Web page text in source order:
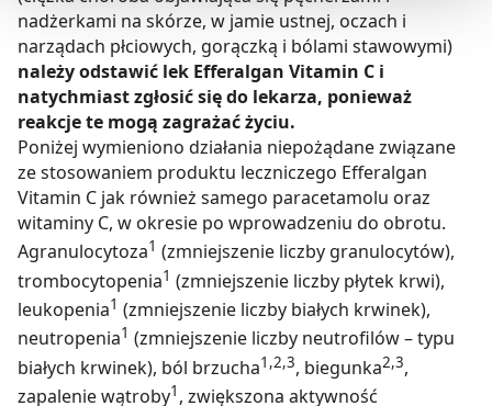
Możesz również kliknąć „Zaakceptuj niezbędne”, co
będzie oznaczało, że nie wyrażasz zgody na
pozyskiwanie od Ciebie danych, które nie są niezbędne
dla funkcjonowania Strony. Będzie się to jednak wiązało
z brakiem dostępu do wszystkich funkcjonalności
Strony.
nadżerkami na skórze, w jamie ustnej, oczach i
narządach płciowych, gorączką i bólami stawowymi)
należy odstawić lek Efferalgan Vitamin C i
natychmiast zgłosić się do lekarza, ponieważ
reakcje te mogą zagrażać życiu.
Poniżej wymieniono działania niepożądane związane
ze stosowaniem produktu leczniczego Efferalgan
Vitamin C jak również samego paracetamolu oraz
witaminy C, w okresie po wprowadzeniu do obrotu.
Agranulocytoza1 (zmniejszenie liczby granulocytów),
trombocytopenia1 (zmniejszenie liczby płytek krwi),
leukopenia1 (zmniejszenie liczby białych krwinek),
neutropenia1 (zmniejszenie liczby neutrofilów – typu
białych krwinek), ból brzucha1,2,3, biegunka2,3,
zapalenie wątroby1 , zwiększona aktywność